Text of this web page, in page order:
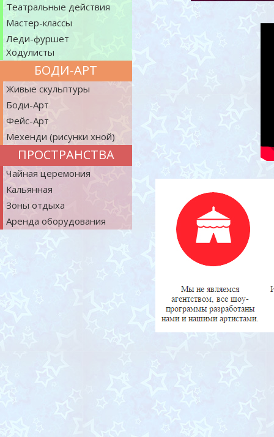
БОДИ-АРТ
ПРОСТРАНСТВА
Театральные действия
Мастер-классы
Леди-фуршет
Ходулисты
Живые скульптуры
Боди-Арт
Фейс-Арт
Мехенди (рисунки хной)
Чайная церемония
Кальянная
Зоны отдыха
Аренда оборудования